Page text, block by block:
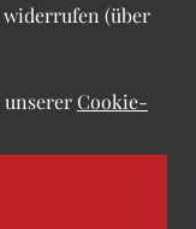
(über
Cookie-